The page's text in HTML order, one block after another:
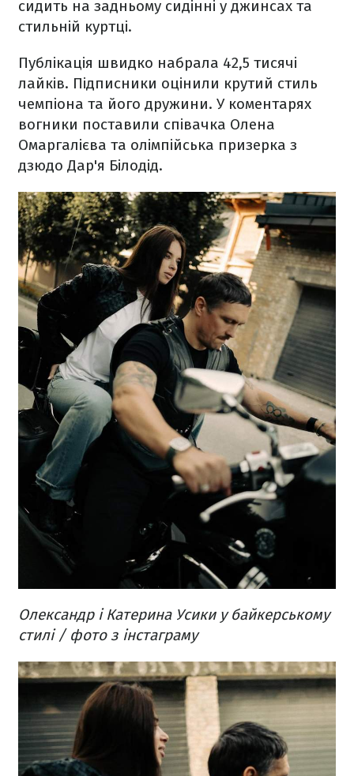
сидить на задньому сидінні у джинсах та
стильній куртці.
Публікація швидко набрала 42,5 тисячі
лайків. Підписники оцінили крутий стиль
чемпіона та його дружини. У коментарях
вогники поставили співачка Олена
Омаргалієва та олімпійська призерка з
дзюдо Дар'я Білодід.
Олександр і Катерина Усики у байкерському
стилі / фото з інстаграму